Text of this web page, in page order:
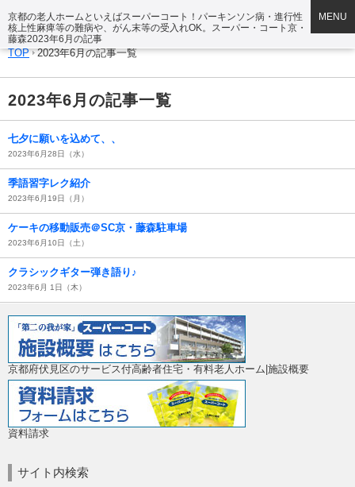
京都の老人ホームといえばスーパーコート！パーキンソン病・進行性
核上性麻痺等の難病や、がん末等の受入れOK。スーパー・コート京・
藤森2023年6月の記事
MENU
TOP 2023年6月の記事一覧
2023年6月の記事一覧
七夕に願いを込めて、、
2023年6月28日（水）
季語習字レク紹介
2023年6月19日（月）
ケーキの移動販売＠SC京・藤森駐車場
2023年6月10日（土）
クラシックギター弾き語り♪
2023年6月 1日（木）
京都府伏見区のサービス付高齢者住宅・有料老人ホーム|施設概要
資料請求
サイト内検索